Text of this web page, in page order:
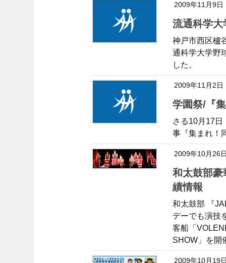
2009年11月9日
流通科学
神戸市西区櫨
通科学大学野
した。
2009年11月2日
学園祭/
さる10月17
事『集まれ！
2009年10月26日
和太鼓部豪華客船で演技を披露/クラブ活動日程・戦
績情報
和太鼓部 『
デーでも演技
客船「
SHOW」を開
2009年10月19日